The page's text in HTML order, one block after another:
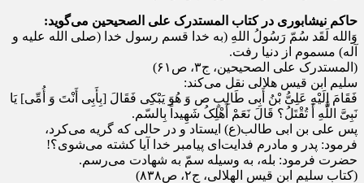
حاکم نیشابوری در کتاب المستدرک علی الصحیحین می‌گوید:
وَالله لَقَد سُمّ رَسُولُ اللهِ (به خدا قسم رسول خدا (صلی الله علیه و
آله) مسموم از دنیا رفت.
(المستدرک علی الصحیحین، ج۳، ص۶۱)
سلیم ابن قیس هلالی نقل می‌کند:
فَقَامَ إِلَیْهِ عَلِیُّ بْنُ أَبِی طَالِبٍ ص وَ هُوَ یَبْکِی فَقَالَ [بِأَبِی أَنْتَ وَ أُمِّی] یَا
نَبِیَّ اللَّهِ أَ تُقْتَلُ؟ قَالَ نَعَمْ أَهْلِکُ شَهِیداً بِالسّم.
پس علی بن ابی طالب(ع) ایستاد و در حالی که گریه می‌کرد،
فرمود: پدر و مادرم فدایت‌ای پیامبر خدا آیا کشته می‌شوی؟!
حضرت فرمود: بله، به وسیله سمّ به شهادت می‌رسم.
(کتاب سلیم ابن قیس الهلالی، ج۲، ص۸۳۸)